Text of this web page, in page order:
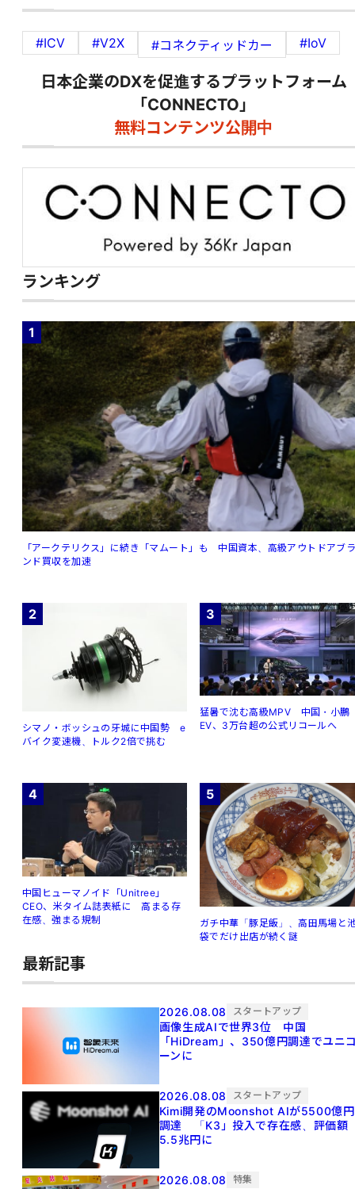
#ICV #V2X #コネクティッドカー #IoV
日本企業のDXを促進するプラットフォーム
「CONNECTO」
無料コンテンツ公開中
ランキング
1
「アークテリクス」に続き「マムート」も 中国資本、高級アウトドアブ
ンド買収を加速
2
シマノ・ボッシュの牙城に中国勢 e
バイク変速機、トルク2倍で挑む
3
猛暑で沈む高級MPV 中国・小鵬
EV、3万台超の公式リコールへ
4
中国ヒューマノイド「Unitree」
CEO、米タイム誌表紙に 高まる存
在感、強まる規制
5
ガチ中華「豚足飯」、高田馬場と
袋でだけ出店が続く謎
最新記事
2026.08.08 スタートアップ
画像生成AIで世界3位 中国
「HiDream」、350億円調達でユニ
ーンに
2026.08.08 スタートアップ
Kimi開発のMoonshot AIが5500億円
調達 「K3」投入で存在感、評価額
5.5兆円に
2026.08.08 特集